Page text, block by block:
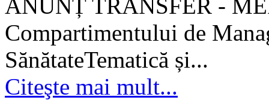
ANUNȚ TRANSFER -
Compartimentului de
SănătateTematică și...
Citeşte mai mult...